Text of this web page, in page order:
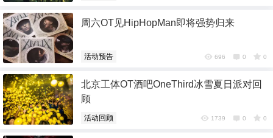
周六OT见HipHopMan即将强势归来
活动预告 696 0 0
北京工体OT酒吧OneThird冰雪夏日派对回
顾
活动回顾 1739 0 0